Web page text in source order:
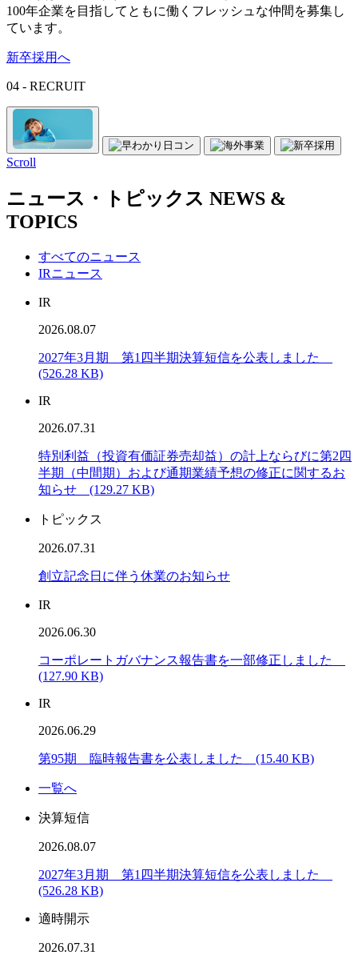
100年企業を目指してともに働くフレッシュな仲間を募集し
ています。
新卒採用へ
04 - RECRUIT
Scroll
ニュース・トピックス NEWS &
TOPICS
すべてのニュース
IRニュース
IR
2026.08.07
2027年3月期 第1四半期決算短信を公表しました
(526.28 KB)
IR
2026.07.31
特別利益（投資有価証券売却益）の計上ならびに第2四
半期（中間期）および通期業績予想の修正に関するお
知らせ (129.27 KB)
トピックス
2026.07.31
創立記念日に伴う休業のお知らせ
IR
2026.06.30
コーポレートガバナンス報告書を一部修正しました
(127.90 KB)
IR
2026.06.29
第95期 臨時報告書を公表しました (15.40 KB)
一覧へ
決算短信
2026.08.07
2027年3月期 第1四半期決算短信を公表しました
(526.28 KB)
適時開示
2026.07.31